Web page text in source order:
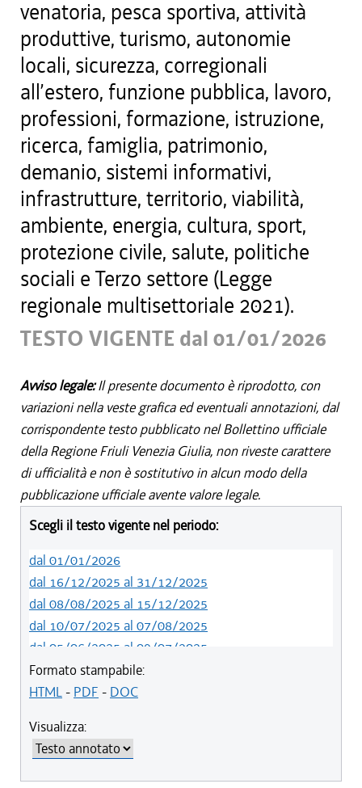
venatoria, pesca sportiva, attività
produttive, turismo, autonomie
locali, sicurezza, corregionali
all’estero, funzione pubblica, lavoro,
professioni, formazione, istruzione,
ricerca, famiglia, patrimonio,
demanio, sistemi informativi,
infrastrutture, territorio, viabilità,
ambiente, energia, cultura, sport,
protezione civile, salute, politiche
sociali e Terzo settore (Legge
regionale multisettoriale 2021).
TESTO VIGENTE dal 01/01/2026
Avviso legale:Il presente documento è riprodotto, con
variazioni nella veste grafica ed eventuali annotazioni, dal
corrispondente testo pubblicato nel Bollettino ufficiale
della Regione Friuli Venezia Giulia, non riveste carattere
di ufficialità e non è sostitutivo in alcun modo della
pubblicazione ufficiale avente valore legale.
Scegli il testo vigente nel periodo:
dal 01/01/2026
dal 16/12/2025 al 31/12/2025
dal 08/08/2025 al 15/12/2025
dal 10/07/2025 al 07/08/2025
dal 05/06/2025 al 09/07/2025
dal 14/05/2024 al 04/06/2025
dal 12/08/2023 al 13/05/2024
dal 04/08/2022 al 31/12/2022
dal 14/06/2022 al 03/08/2022
dal 01/01/2022 al 13/06/2022
Formato stampabile:
HTML- PDF - DOC
Visualizza: